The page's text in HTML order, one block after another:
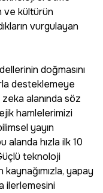
ve kültürün
vurgulayan
doğmasını
desteklemeye
alanında söz
hamlelerimizi
yayın
alanda hızla ilk 10
teknoloji
yapay
ilerlemesini